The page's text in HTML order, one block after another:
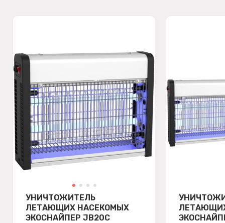
УНИЧТОЖИТЕЛЬ
ЛЕТАЮЩИХ НАСЕКОМЫХ
ЭКОСНАЙПЕР JB20C